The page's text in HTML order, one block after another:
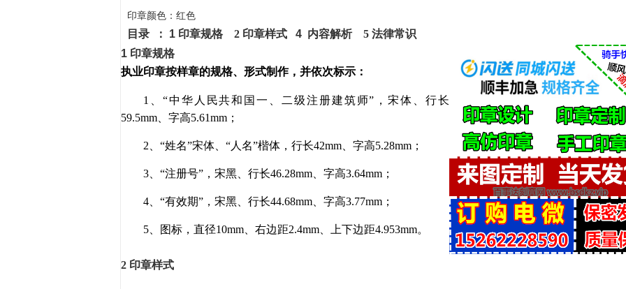
印章颜色：红色
目录 ： 1 印章规格 2 印章样式 4 内容解析 5 法律常识
1 印章规格
执业印章按样章的规格、形式制作，并依次标示：
1、“中华人民共和国一、二级注册建筑师”，宋体、行长
59.5mm、字高5.61mm；
2、“姓名”宋体、“人名”楷体，行长42mm、字高5.28mm；
3、“注册号”，宋黑、行长46.28mm、字高3.64mm；
4、“有效期”，宋黑、行长44.68mm、字高3.77mm；
5、图标，直径10mm、右边距2.4mm、上下边距4.953mm。
2 印章样式